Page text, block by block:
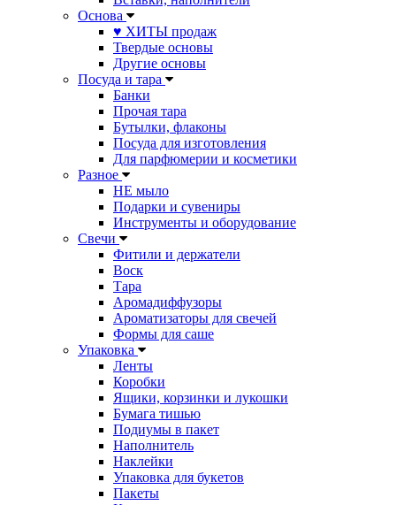
Основа
♥ ХИТЫ продаж
Твердые основы
Другие основы
Посуда и тара
Банки
Прочая тара
Бутылки, флаконы
Посуда для изготовления
Для парфюмерии и косметики
Разное
НЕ мыло
Подарки и сувениры
Инструменты и оборудование
Свечи
Фитили и держатели
Воск
Тара
Аромадиффузоры
Ароматизаторы для свечей
Формы для саше
Упаковка
Ленты
Коробки
Ящики, корзинки и лукошки
Бумага тишью
Подиумы в пакет
Наполнитель
Наклейки
Упаковка для букетов
Пакеты